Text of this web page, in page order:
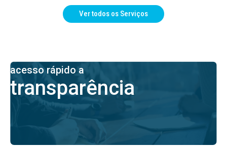
Ver todos os Serviços
acesso rápido a
transparência